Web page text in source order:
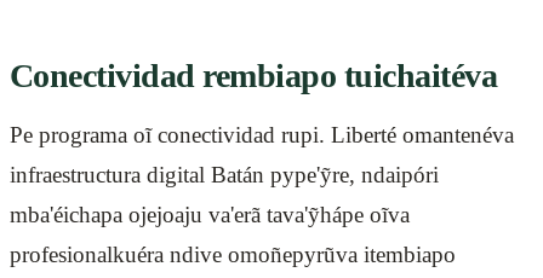
Conectividad rembiapo tuichaitéva
Pe programa oĩ conectividad rupi. Liberté omantenéva
infraestructura digital Batán pype'ỹre, ndaipóri
mba'éichapa ojejoaju va'erã tava'ỹhápe oĩva
profesionalkuéra ndive omoñepyrũva itembiapo